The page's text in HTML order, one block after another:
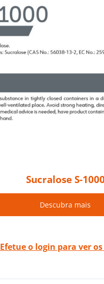
Sucralose S-
Descubra mais
Efetue o login para ver